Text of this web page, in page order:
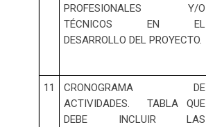
PROFESIONALES Y/O
TÉCNICOS EN EL
DESARROLLO DEL PROYECTO.
11
CRONOGRAMA DE
ACTIVIDADES. TABLA QUE
DEBE INCLUIR LAS